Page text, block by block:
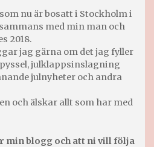
nu är bosatt i Stockholm i
med min man och
2018.
jag gärna om det jag fyller
julklappsinslagning
julnyheter och andra
och älskar allt som har med
min blogg och att ni vill följa